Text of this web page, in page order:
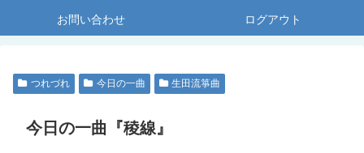
お問い合わせ ログアウト
つれづれ 今日の一曲 生田流箏曲
今日の一曲『稜線』